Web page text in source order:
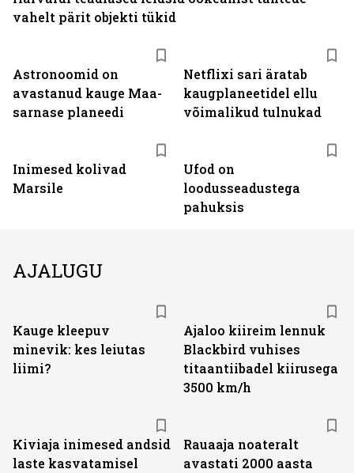
Astronoomid on
avastanud kauge Maa-
sarnase planeedi
Netflixi sari äratab
kaugplaneetidel ellu
võimalikud tulnukad
Inimesed kolivad
Marsile
Ufod on
loodusseadustega
pahuksis
vahelt pärit objekti tükid
AJALUGU
Kauge kleepuv
minevik: kes leiutas
liimi?
Ajaloo kiireim lennuk
Blackbird vuhises
titaantiibadel kiirusega
3500 km/h
Kiviaja inimesed andsid
laste kasvatamisel
Rauaaja noateralt
avastati 2000 aasta